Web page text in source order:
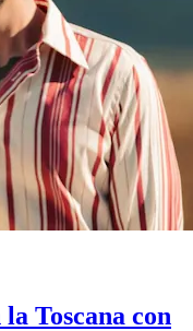
Toscana con